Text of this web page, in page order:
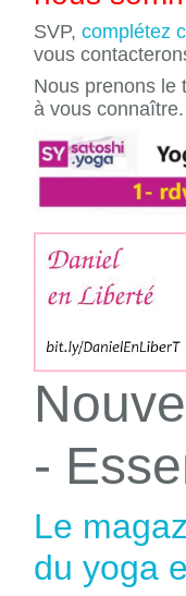
SVP, complétez
vous
Nous prenons le
à vous connaître.
-
Le
du yoga